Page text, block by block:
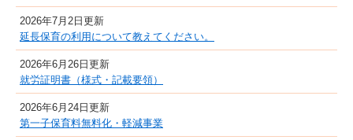
2026年7月2日更新
延長保育の利用について教えてください。
2026年6月26日更新
就労証明書（様式・記載要領）
2026年6月24日更新
第一子保育料無料化・軽減事業